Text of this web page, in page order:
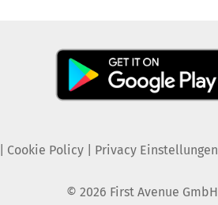
Cookie Policy| Privacy Einstellungen
© 2026 First Avenue GmbH